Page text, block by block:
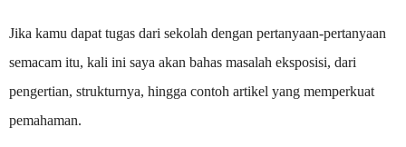
Jika kamu dapat tugas dari sekolah dengan pertanyaan-pertanyaan
semacam itu, kali ini saya akan bahas masalah eksposisi, dari
pengertian, strukturnya, hingga contoh artikel yang memperkuat
pemahaman.